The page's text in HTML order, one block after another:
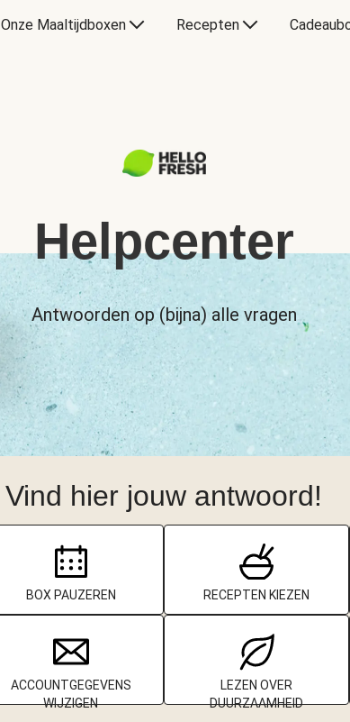
Onze Maaltijdboxen Recepten
Helpcenter
Antwoorden op (bijna) alle vragen
Vind hier jouw antwoord!
BOX PAUZEREN RECEPTEN KIEZEN
ACCOUNTGEGEVENS
WIJZIGEN
LEZEN OVER
DUURZAAMHEID